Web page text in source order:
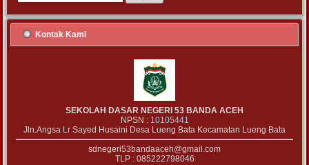
Kontak Kami
SEKOLAH DASAR NEGERI 53 BANDA ACEH
NPSN : 10105441
Jln.Angsa Lr Sayed Husaini Desa Lueng Bata Kecamatan Lueng Bata
sdnegeri53bandaaceh@gmail.com
TLP : 085222798046